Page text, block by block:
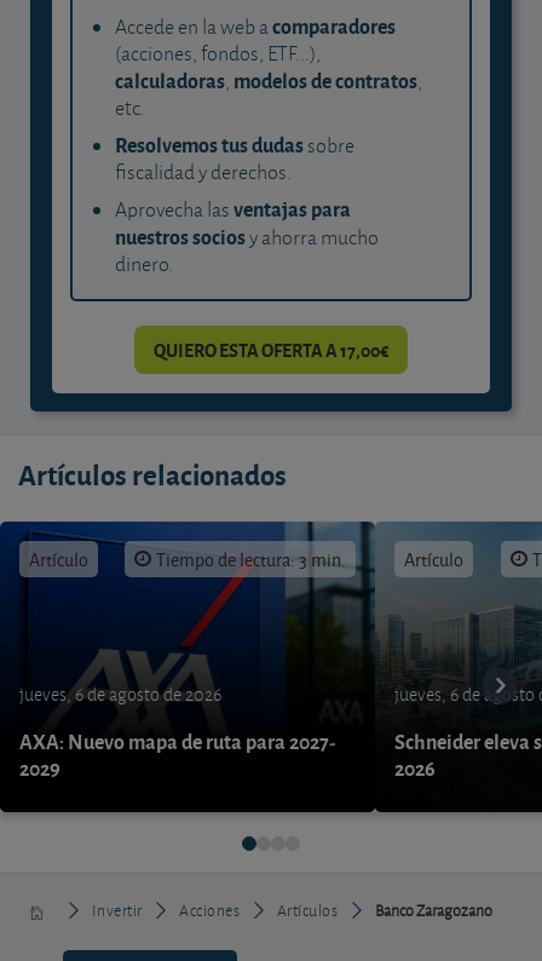
Accede en la web acomparadores
(acciones, fondos, ETF...),
calculadoras, modelos de contratos,
etc.
Resolvemos tus dudassobre
fiscalidad y derechos.
Aprovecha lasventajas para
nuestros sociosy ahorra mucho
dinero.
QUIERO ESTA OFERTA A 17,00€
Artículos relacionados
Artículo Tiempo de lectura: 3 min.
jueves, 6 de agosto de 2026
AXA: Nuevo mapa de ruta para 2027-
2029
Artículo
jueves, 6 de agosto
Schneider eleva
2026
Invertir Acciones Artículos Banco Zaragozano